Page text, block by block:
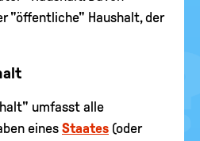
"öffentliche" Haushalt, der
umfasst alle
eines Staates (oder